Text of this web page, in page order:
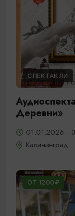
СПЕКТАКЛИ
Деревни»
01.01.2026 -
Калининград
ОТ 1200₽